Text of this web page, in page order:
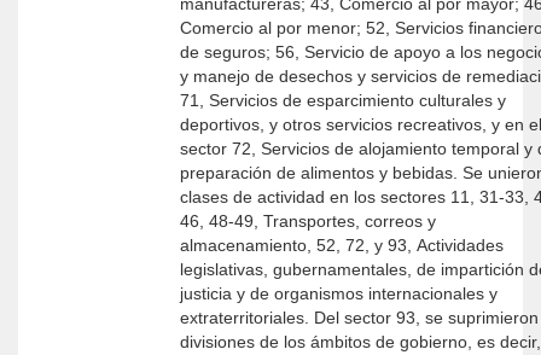
Comercio al por menor; 52, Servicios
de seguros; 56, Servicio de apoyo a los negocios
y manejo de desechos y servicios de remediación;
71, Servicios de esparcimiento culturales y
deportivos, y otros servicios recreativos, y en el
sector 72, Servicios de alojamiento temporal y
preparación de alimentos y bebidas. Se
clases de actividad en los sectores 11, 31-33,
46, 48-49, Transportes, correos y
almacenamiento, 52, 72, y 93, Actividades
legislativas, gubernamentales, de impartición
justicia y de organismos internacionales y
extraterritoriales. Del sector 93, se
divisiones de los ámbitos de gobierno, es decir,